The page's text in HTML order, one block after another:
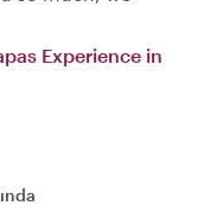
Experience in